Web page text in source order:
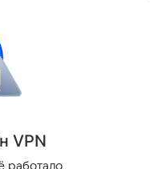
памяти.
Поделиться
VPN
работало